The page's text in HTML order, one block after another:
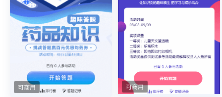
可商用 可商用